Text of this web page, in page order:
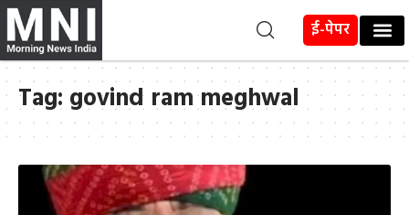
ई-पेपर
Tag: govind ram meghwal